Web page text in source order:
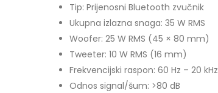
Tip: Prijenosni Bluetooth zvučnik
Ukupna izlazna snaga: 35 W RMS
Woofer: 25 W RMS (45 × 80 mm)
Tweeter: 10 W RMS (16 mm)
Frekvencijski raspon: 60 Hz – 20 kHz
Odnos signal/šum: >80 dB